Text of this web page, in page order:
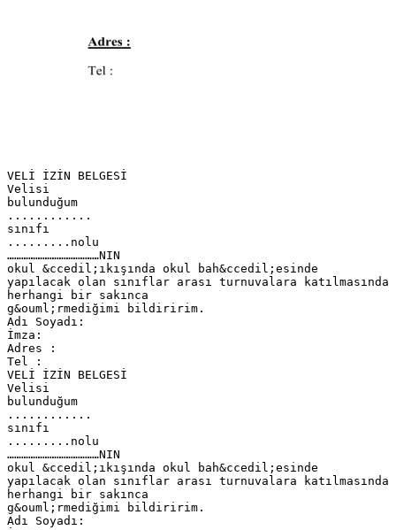
VELİ İZİN BELGESİ
Velisi
bulunduğum
............
sınıfı
.........nolu
…………………………………NIN
okul &ccedil;ıkışında okul bah&ccedil;esinde
yapılacak olan sınıflar arası turnuvalara katılmasında
herhangi bir sakınca
g&ouml;rmediğimi bildiririm.
Adı Soyadı:
İmza:
Adres :
Tel :
VELİ İZİN BELGESİ
Velisi
bulunduğum
............
sınıfı
.........nolu
…………………………………NIN
okul &ccedil;ıkışında okul bah&ccedil;esinde
yapılacak olan sınıflar arası turnuvalara katılmasında
herhangi bir sakınca
g&ouml;rmediğimi bildiririm.
Adı Soyadı: